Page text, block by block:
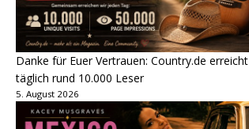
Danke für Euer Vertrauen: Country.de erreicht
täglich rund 10.000 Leser
5. August 2026